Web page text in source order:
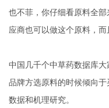
也不菲，你仔细看原料全
应商也可以做这个原料，而
中国几千个中草药数据库
品牌方选原料的时候倾向
数据和机理研究。